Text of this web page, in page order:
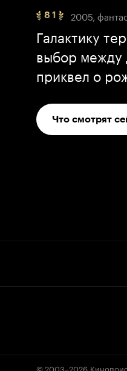
8 1
Рейтинг
1,
ТОП
250
2005,
Галактику
выбор между
приквел о
Что смотрят
© 2003–2026